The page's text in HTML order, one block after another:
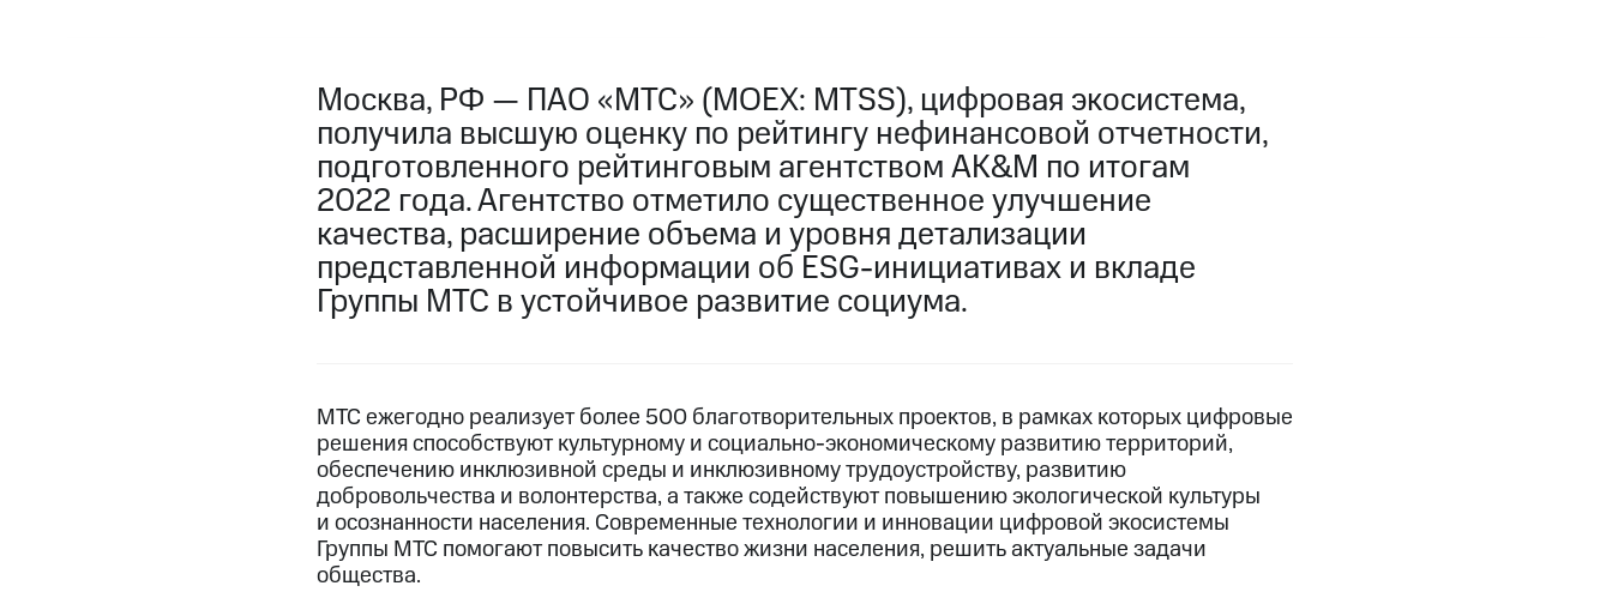
Москва, РФ — ПАО «МТС» (MOEX: MTSS), цифровая экосистема,
получила высшую оценку по рейтингу нефинансовой отчетности,
подготовленного рейтинговым агентством AK&M по итогам
2022 года. Агентство отметило существенное улучшение
качества, расширение объема и уровня детализации
представленной информации об ESG-инициативах и вкладе
Группы МТС в устойчивое развитие социума.
МТС ежегодно реализует более 500 благотворительных проектов, в рамках которых цифровые
решения способствуют культурному и социально-экономическому развитию территорий,
обеспечению инклюзивной среды и инклюзивному трудоустройству, развитию
добровольчества и волонтерства, а также содействуют повышению экологической культуры
и осознанности населения. Современные технологии и инновации цифровой экосистемы
Группы МТС помогают повысить качество жизни населения, решить актуальные задачи
общества.